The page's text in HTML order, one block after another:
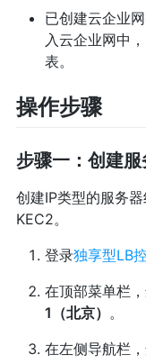
已创建云企业
入云企业网中
表。
操作步骤
步骤一：创建
创建IP类型的服务
KEC2。
登录独享型LB
在顶部菜单栏
1（北京） 。
在左侧导航栏